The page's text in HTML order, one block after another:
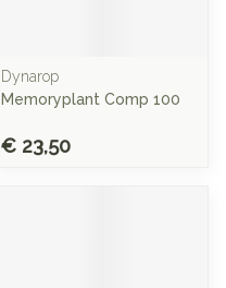
Dynarop
Memoryplant Comp 100
€ 23,50